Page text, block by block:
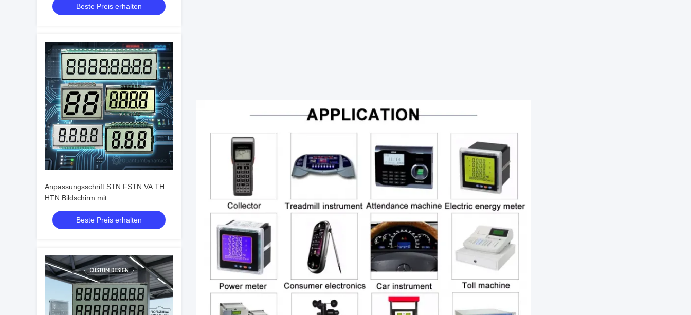
Beste Preis erhalten
Anpassungsschrift STN FSTN VA TH
HTN Bildschirm mit
Hintergrundbeleuchtung Segment LCD
Modul Anzeige COB Segment TN LCD
Anzeige für Meter
Beste Preis erhalten